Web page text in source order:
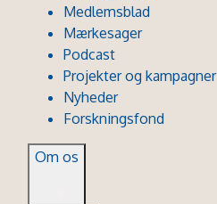
Medlemsblad
Mærkesager
Podcast
Projekter og kampagner
Nyheder
Forskningsfond
Om os